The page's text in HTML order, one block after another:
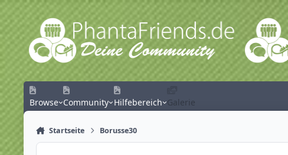
Zum Inhalt springen
Browse Community Hilfebereich Galerie
Startseite Borusse30